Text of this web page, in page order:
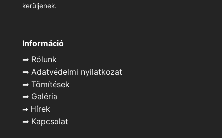
kerüljenek.
Információ
➡ Rólunk
➡ Adatvédelmi nyilatkozat
➡ Tömítések
➡ Galéria
➡ Hírek
➡ Kapcsolat